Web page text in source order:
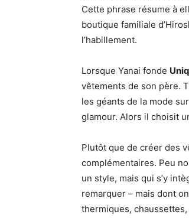
Cette phrase résume à
boutique familiale
l’habillement.
Lorsque Yanai fonde
vêtements de son père.
les géants de la mode
glamour. Alors il choisit
Plutôt que de créer des
complémentaires. Peu
un style, mais qui s’y
remarquer – mais dont
thermiques,